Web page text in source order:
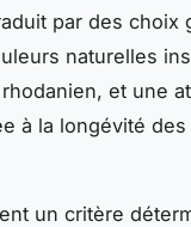
par des choix
naturelles
et une
à la longévité
un critère